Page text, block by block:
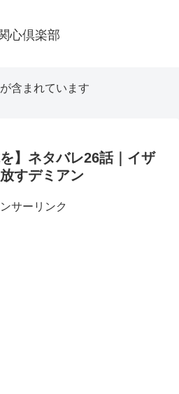
心倶楽部
含まれています
】ネタバレ26話｜イザ
すデミアン
サーリンク